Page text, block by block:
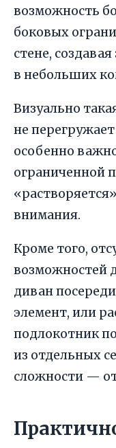
возможность
боковых
стене,
в небольших
Визуально
не
особенно
ограниченной
внимания.
Кроме того,
возможностей
диван
элемент, или
подлокотник
из отдельных
сложности —